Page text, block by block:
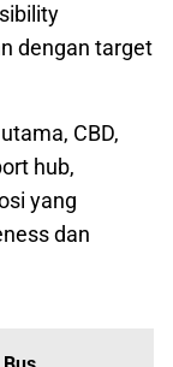
dengan target
CBD,
hub,
yang
dan